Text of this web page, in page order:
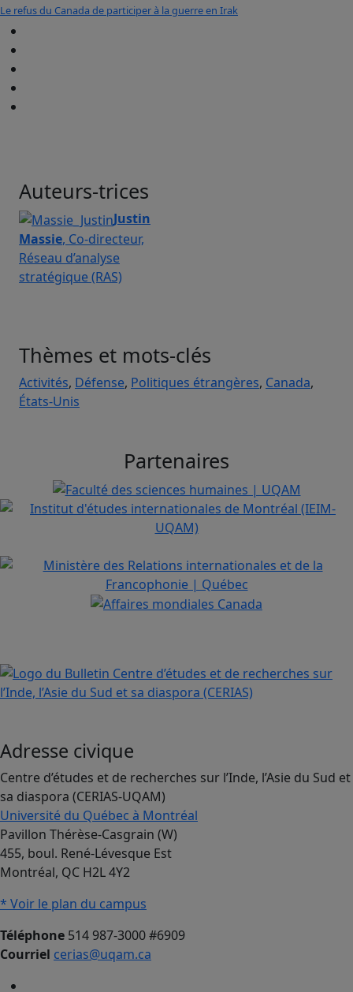
Le refus du Canada de participer à la guerre en Irak
Auteurs-trices
Justin
Massie, Co-directeur,
Réseau d’analyse
stratégique (RAS)
Thèmes et mots-clés
Activités, Défense, Politiques étrangères, Canada,
États-Unis
Partenaires
Adresse civique
Centre d’études et de recherches sur l’Inde, l’Asie du Sud et
sa diaspora (CERIAS-UQAM)
Université du Québec à Montréal
Pavillon Thérèse-Casgrain (W)
455, boul. René-Lévesque Est
Montréal, QC H2L 4Y2
* Voir le plan du campus
Téléphone 514 987-3000 #6909
Courriel cerias@uqam.ca